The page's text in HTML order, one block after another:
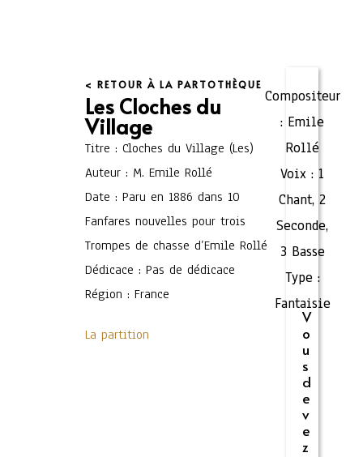
< RETOUR À LA PARTOTHÈQUE
Les Cloches du
Village
Titre : Cloches du Village (Les)
Auteur : M. Emile Rollé
Date : Paru en 1886 dans 10
Fanfares nouvelles pour trois
Trompes de chasse d’Emile Rollé
Dédicace : Pas de dédicace
Région : France
La partition
Compositeur
: Emile
Rollé
Voix : 1
Chant,2
Seconde,
3 Basse
Type :
Fantaisie
V
o
u
s
d
e
v
e
z